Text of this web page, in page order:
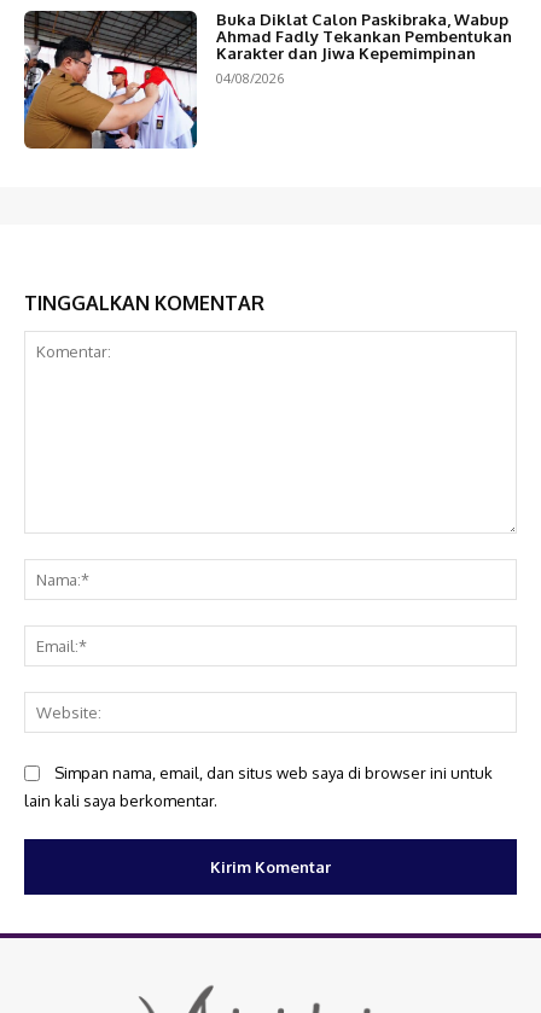
Buka Diklat Calon Paskibraka, Wabup
Ahmad Fadly Tekankan Pembentukan
Karakter dan Jiwa Kepemimpinan
04/08/2026
TINGGALKAN KOMENTAR
Simpan nama, email, dan situs web saya di browser ini untuk
lain kali saya berkomentar.